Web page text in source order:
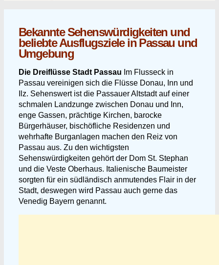
Bekannte Sehenswürdigkeiten und
beliebte Ausflugsziele in Passau und
Umgebung
Die Dreiflüsse Stadt Passau Im Flusseck in
Passau vereinigen sich die Flüsse Donau, Inn und
Ilz. Sehenswert ist die Passauer Altstadt auf einer
schmalen Landzunge zwischen Donau und Inn,
enge Gassen, prächtige Kirchen, barocke
Bürgerhäuser, bischöfliche Residenzen und
wehrhafte Burganlagen machen den Reiz von
Passau aus. Zu den wichtigsten
Sehenswürdigkeiten gehört der Dom St. Stephan
und die Veste Oberhaus. Italienische Baumeister
sorgten für ein südländisch anmutendes Flair in der
Stadt, deswegen wird Passau auch gerne das
Venedig Bayern genannt.